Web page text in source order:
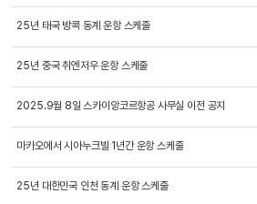
25년 태국 방콕 동계 운항 스케줄
25년 중국 취엔저우 운항 스케줄
2025.9월 8일 스카이앙코르항공 사무실 이전 공지
마카오에서 시아누크빌 1년간 운항 스케줄
25년 대한민국 인천 동계 운항 스케줄